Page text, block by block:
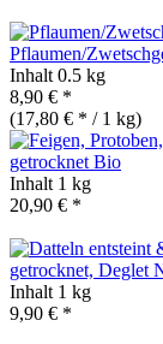
Pflaumen/
Inhalt 0.5 kg
8,90 € *
(17,80 € * / 1 kg)
getrocknet Bio
Inhalt 1 kg
20,90 € *
getrocknet, Deglet
Inhalt 1 kg
9,90 € *